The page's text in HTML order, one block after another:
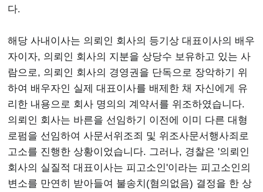
다.
해당 사내이사는 의뢰인 회사의 등기상 대표이사의 배우
자이자, 의뢰인 회사의 지분을 상당수 보유하고 있는 사
람으로, 의뢰인 회사의 경영권을 단독으로 장악하기 위
하여 배우자인 실제 대표이사를 배제한 채 자신에게 유
리한 내용으로 회사 명의의 계약서를 위조하였습니다.
의뢰인 회사는 바른을 선임하기 이전에 이미 다른 대형
로펌을 선임하여 사문서위조죄 및 위조사문서행사죄로
고소를 진행한 상황이었습니다. 그러나, 경찰은 '의뢰인
회사의 실질적 대표이사는 피고소인'이라는 피고소인의
변소를 만연히 받아들여 불송치(혐의없음) 결정을 한 상